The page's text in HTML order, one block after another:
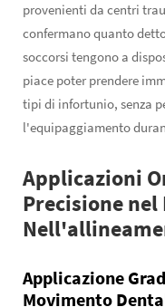
provenienti da centri
confermano quanto
soccorsi tengono a
piace poter prendere
tipi di infortunio, senza
l'equipaggiamento
Applicazioni
Precisione
Applicazione
Movimento